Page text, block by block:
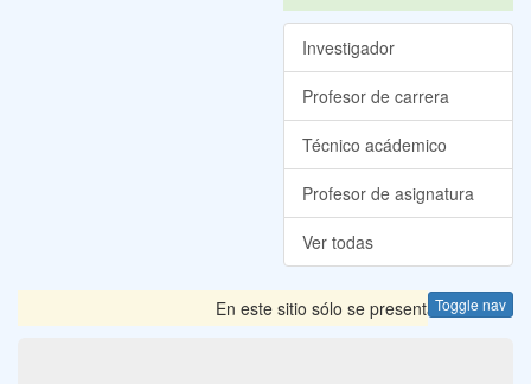
Investigador
Profesor de carrera
Técnico acádemico
Profesor de asignatura
Ver todas
Toggle nav
En este sitio sólo se presentan las